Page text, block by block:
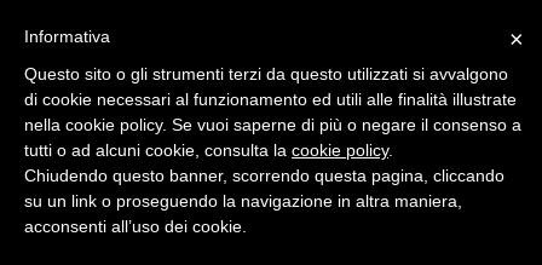
STRATEGIE
CINEMA
×
Informativa
Questo sito o gli strumenti terzi da questo utilizzati si avvalgono
di cookie necessari al funzionamento ed utili alle finalità illustrate
nella cookie policy. Se vuoi saperne di più o negare il consenso a
tutti o ad alcuni cookie, consulta la cookie policy.
Chiudendo questo banner, scorrendo questa pagina, cliccando
su un link o proseguendo la navigazione in altra maniera,
acconsenti all’uso dei cookie.